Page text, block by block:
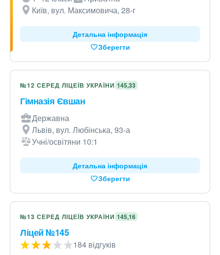
Київ, вул. Максимовича, 28-г
Детальна інформація
Зберегти
№12 СЕРЕД ЛІЦЕЇВ УКРАЇНИ 145,33
Гімназія Євшан
Державна
Львів, вул. Любінська, 93-а
Учні/освітяни 10:1
Детальна інформація
Зберегти
№13 СЕРЕД ЛІЦЕЇВ УКРАЇНИ 145,16
Ліцей №145
184 відгуків